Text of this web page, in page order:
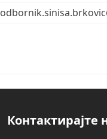
Контактирајте